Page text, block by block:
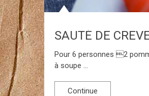
SAUTÉ DE
Pour 6 personnes 2
à soupe …
Continue